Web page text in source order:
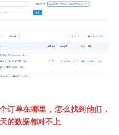
订单在哪里，怎么找到他们，
的数据都对不上